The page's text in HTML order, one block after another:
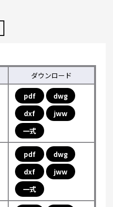
ダウンロード
pdf
dwg
dxf
jww
一式
pdf
dwg
dxf
jww
一式